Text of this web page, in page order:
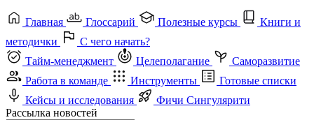
Главная Глоссарий Полезные курсы
Книги и
методички
С чего начать?
Тайм-менеджмент
Целеполагание
Саморазвитие
Работа в команде
Инструменты
Готовые списки
Кейсы и исследования
Фичи Сингулярити
Рассылка новостей